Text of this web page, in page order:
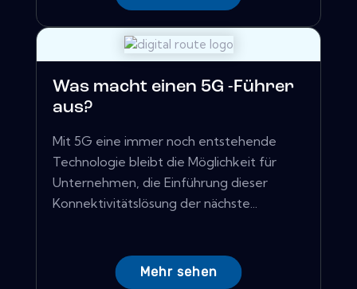
Was macht einen 5G -Führer
aus?
Mit 5G eine immer noch entstehende
Technologie bleibt die Möglichkeit für
Unternehmen, die Einführung dieser
Konnektivitätslösung der nächste...
Mehr sehen